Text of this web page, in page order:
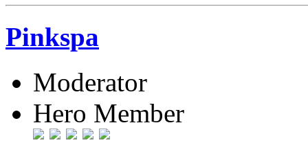
Pinkspa
Moderator
Hero Member